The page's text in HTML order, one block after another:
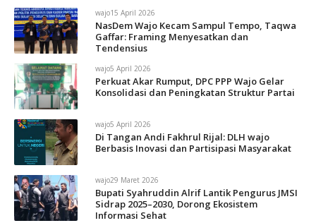
wajo15 April 2026
NasDem Wajo Kecam Sampul Tempo, Taqwa
Gaffar: Framing Menyesatkan dan
Tendensius
wajo5 April 2026
Perkuat Akar Rumput, DPC PPP Wajo Gelar
Konsolidasi dan Peningkatan Struktur Partai
wajo5 April 2026
Di Tangan Andi Fakhrul Rijal: DLH wajo
Berbasis Inovasi dan Partisipasi Masyarakat
wajo29 Maret 2026
Bupati Syahruddin Alrif Lantik Pengurus JMSI
Sidrap 2025–2030, Dorong Ekosistem
Informasi Sehat